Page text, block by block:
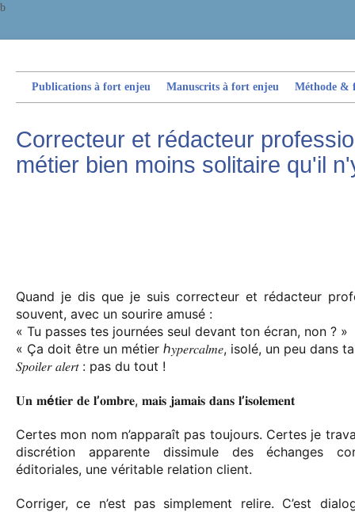
b
Publications à fort enjeu Manuscrits à fort enjeu Méthode &
Correcteur et rédacteur
métier bien moins solitaire qu'il
Quand je dis que je suis correcteur et rédacteur
souvent, avec un sourire amusé :
« Tu passes tes journées seul devant ton écran, non ? »
« Ça doit être un métier ℎ𝑦𝑝𝑒𝑟𝑐𝑎𝑙𝑚𝑒, isolé, un peu dans
𝑆𝑝𝑜𝑖𝑙𝑒𝑟 𝑎𝑙𝑒𝑟𝑡 : pas du tout !
𝐔𝐧 𝐦é𝐭𝐢𝐞𝐫 𝐝𝐞 𝐥’𝐨𝐦𝐛𝐫𝐞, 𝐦𝐚𝐢𝐬 𝐣𝐚𝐦𝐚𝐢𝐬 𝐝𝐚𝐧𝐬 𝐥’𝐢𝐬𝐨𝐥𝐞𝐦𝐞𝐧𝐭
Certes mon nom n’apparaît pas toujours. Certes je
discrétion apparente dissimule des échanges
éditoriales, une véritable relation client.
Corriger, ce n’est pas simplement relire. C’est